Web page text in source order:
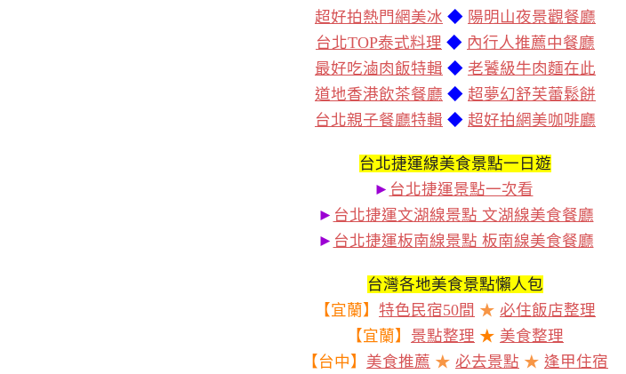
超好拍熱門網美冰 ◆ 陽明山夜景觀餐廳
台北TOP泰式料理 ◆ 內行人推薦中餐廳
最好吃滷肉飯特輯 ◆ 老饕級牛肉麵在此
道地香港飲茶餐廳 ◆ 超夢幻舒芙蕾鬆餅
台北親子餐廳特輯 ◆ 超好拍網美咖啡廳
台北捷運線美食景點一日遊
► 台北捷運景點一次看
► 台北捷運文湖線景點 文湖線美食餐廳
► 台北捷運板南線景點 板南線美食餐廳
台灣各地美食景點懶人包
【宜蘭】 特色民宿50間 ★ 必住飯店整理
【宜蘭】 景點整理 ★ 美食整理
【台中】 美食推薦 ★ 必去景點 ★ 逢甲住宿